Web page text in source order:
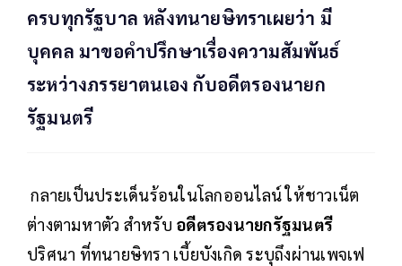
ครบทุกรัฐบาล หลังทนายษิทราเผยว่า มี
บุคคล มาขอคำปรึกษาเรื่องความสัมพันธ์
ระหว่างภรรยาตนเอง กับอดีตรองนายก
รัฐมนตรี
กลายเป็นประเด็นร้อนในโลกออนไลน์ ให้ชาวเน็ต
ต่างตามหาตัว สำหรับ อดีตรองนายกรัฐมนตรี
ปริศนา ที่ทนายษิทรา เบี้ยบังเกิด ระบุถึงผ่านเพจเฟ